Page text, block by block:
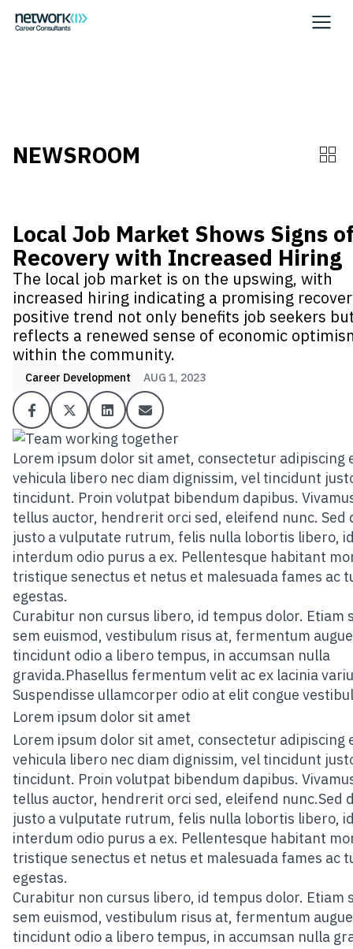
NEWSROOM
Local Job Market Shows Signs
Recovery with Increased Hiring
The local job market is on the upswing, with
increased hiring indicating a promising
positive trend not only benefits job seekers
reflects a renewed sense of economic
within the community.
Career Development AUG 1, 2023
Lorem ipsum dolor sit amet, consectetur adipiscing
vehicula libero nec diam dignissim, vel tincidunt
tincidunt. Proin volutpat bibendum dapibus.
tellus auctor, hendrerit orci sed, eleifend nunc. Sed
justo a vulputate rutrum, felis nulla lobortis libero,
interdum odio purus a ex. Pellentesque habitant
tristique senectus et netus et malesuada fames ac
egestas.
Curabitur non cursus libero, id tempus dolor. Etiam
sem euismod, vestibulum risus at, fermentum
tincidunt odio a libero tempus, in accumsan nulla
gravida.Phasellus fermentum velit ac ex lacinia
Suspendisse ullamcorper odio at elit congue
Lorem ipsum dolor sit amet
Lorem ipsum dolor sit amet, consectetur adipiscing
vehicula libero nec diam dignissim, vel tincidunt
tincidunt. Proin volutpat bibendum dapibus.
tellus auctor, hendrerit orci sed, eleifend nunc.Sed
justo a vulputate rutrum, felis nulla lobortis libero,
interdum odio purus a ex. Pellentesque habitant
tristique senectus et netus et malesuada fames ac
egestas.
Curabitur non cursus libero, id tempus dolor. Etiam
sem euismod, vestibulum risus at, fermentum
tincidunt odio a libero tempus, in accumsan nulla